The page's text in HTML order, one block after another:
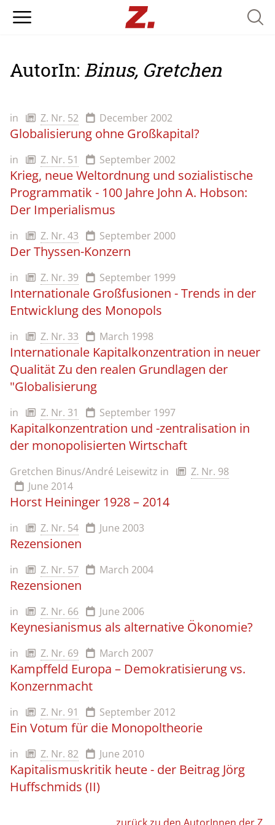
AutorIn: Binus, Gretchen
in Z. Nr. 52 December 2002
Globalisierung ohne Großkapital?
in Z. Nr. 51 September 2002
Krieg, neue Weltordnung und sozialistische
Programmatik - 100 Jahre John A. Hobson:
Der Imperialismus
in Z. Nr. 43 September 2000
Der Thyssen-Konzern
in Z. Nr. 39 September 1999
Internationale Großfusionen - Trends in der
Entwicklung des Monopols
in Z. Nr. 33 March 1998
Internationale Kapitalkonzentration in neuer
Qualität Zu den realen Grundlagen der
"Globalisierung
in Z. Nr. 31 September 1997
Kapitalkonzentration und -zentralisation in
der monopolisierten Wirtschaft
Gretchen Binus/André Leisewitz in
Z. Nr. 98
June 2014
Horst Heininger 1928 – 2014
in Z. Nr. 54 June 2003
Rezensionen
in Z. Nr. 57 March 2004
Rezensionen
in Z. Nr. 66 June 2006
Keynesianismus als alternative Ökonomie?
in Z. Nr. 69 March 2007
Kampffeld Europa – Demokratisierung vs.
Konzernmacht
in Z. Nr. 91 September 2012
Ein Votum für die Monopoltheorie
in Z. Nr. 82 June 2010
Kapitalismuskritik heute - der Beitrag Jörg
Huffschmids (II)